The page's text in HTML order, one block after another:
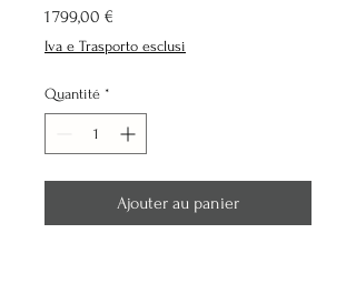
1 799,00 €
Iva e Trasporto esclusi
Quantité *
Ajouter au panier